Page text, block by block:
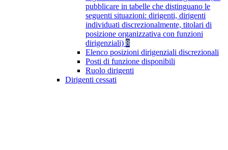
pubblicare in tabelle che distinguano le
seguenti situazioni: dirigenti, dirigenti
individuati discrezionalmente, titolari di
posizione organizzativa con funzioni
dirigenziali) 8
Elenco posizioni dirigenziali discrezionali
Posti di funzione disponibili
Ruolo dirigenti
Dirigenti cessati